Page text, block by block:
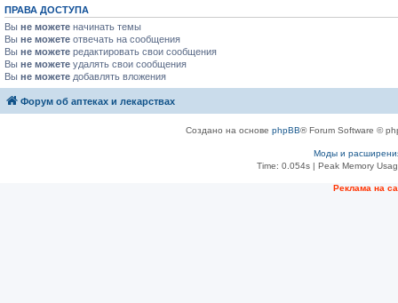
ПРАВА ДОСТУПА
Вы не можете начинать темы
Вы не можете отвечать на сообщения
Вы не можете редактировать свои сообщения
Вы не можете удалять свои сообщения
Вы не можете добавлять вложения
Форум об аптеках и лекарствах
Создано на основе phpBB® Forum Software ©
Моды и
Time: 0.054s| Peak Memory
Рeклама на